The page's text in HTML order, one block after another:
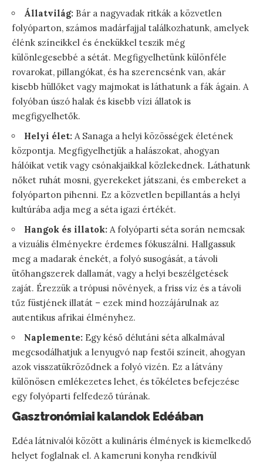
Állatvilág: Bár a nagyvadak ritkák a közvetlen
folyóparton, számos madárfajjal találkozhatunk, amelyek
élénk színeikkel és énekükkel teszik még
különlegesebbé a sétát. Megfigyelhetünk különféle
rovarokat, pillangókat, és ha szerencsénk van, akár
kisebb hüllőket vagy majmokat is láthatunk a fák ágain. A
folyóban úszó halak és kisebb vízi állatok is
megfigyelhetők.
Helyi élet: A Sanaga a helyi közösségek életének
központja. Megfigyelhetjük a halászokat, ahogyan
hálóikat vetik vagy csónakjaikkal közlekednek. Láthatunk
nőket ruhát mosni, gyerekeket játszani, és embereket a
folyóparton pihenni. Ez a közvetlen bepillantás a helyi
kultúrába adja meg a séta igazi értékét.
Hangok és illatok: A folyóparti séta során nemcsak
a vizuális élményekre érdemes fókuszálni. Hallgassuk
meg a madarak énekét, a folyó susogását, a távoli
ütőhangszerek dallamát, vagy a helyi beszélgetések
zaját. Érezzük a trópusi növények, a friss víz és a távoli
tűz füstjének illatát – ezek mind hozzájárulnak az
autentikus afrikai élményhez.
Naplemente: Egy késő délutáni séta alkalmával
megcsodálhatjuk a lenyugvó nap festői színeit, ahogyan
azok visszatükröződnek a folyó vizén. Ez a látvány
különösen emlékezetes lehet, és tökéletes befejezése
egy folyóparti felfedező túrának.
Gasztronómiai kalandok Edéában
Edéa látnivalói között a kulináris élmények is kiemelkedő
helyet foglalnak el. A kameruni konyha rendkívül